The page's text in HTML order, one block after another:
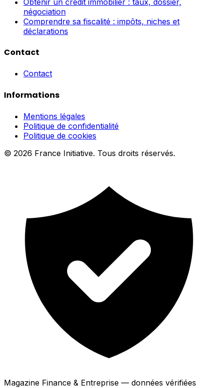
négociation
Comprendre sa fiscalité : impôts, niches et
déclarations
Contact
Contact
Informations
Mentions légales
Politique de confidentialité
Politique de cookies
© 2026 France Initiative. Tous droits réservés.
Magazine Finance & Entreprise — données vérifiées